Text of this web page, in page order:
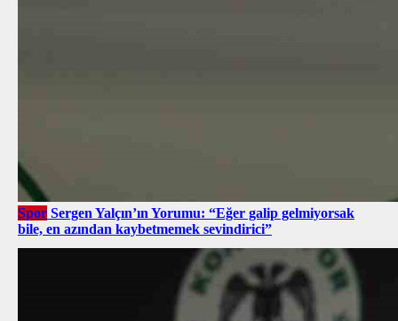
Spor Sergen Yalçın’ın Yorumu: “Eğer galip gelmiyorsak
bile, en azından kaybetmemek sevindirici”